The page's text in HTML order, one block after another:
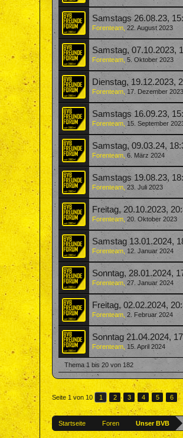
Samstags 26.08.23,
Forenteam ,22. August 2023
Samstag, 07.10.2023,
Forenteam ,5. Oktober 2023
Dienstag, 19.12.2023,
Forenteam 17. Dezember 2023
Samstags 16.09.23,
Forenteam 15. September
Samstag, 09.03.24,
Forenteam ,6. März 2024
Samstags 19.08.23,
Forenteam ,23. Juli 2023
Freitag, 20.10.2023,
Forenteam ,20. Oktober 2023
Samstag 13.01.2024,
Forenteam 12. Januar 2024
Sonntag, 28.01.2024,
Forenteam ,27. Januar 2024
Freitag, 02.02.2024,
Forenteam ,2. Februar 2024
Sonntag 21.04.2024,
Forenteam 15. April 2024
Thema 1 bis 20 von 182
Seite 1 von 10 1 2 3 4 5 6
Startseite Foren Unser BVB